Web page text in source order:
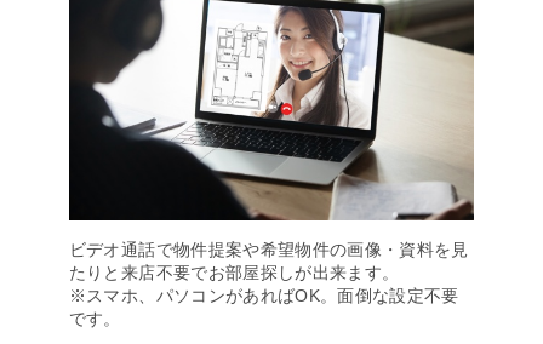
ビデオ通話で物件提案や希望物件の画像・資料を見
たりと来店不要でお部屋探しが出来ます。
※スマホ、パソコンがあればOK。面倒な設定不要
です。